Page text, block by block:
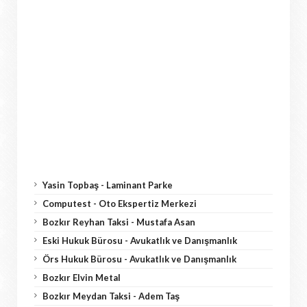
Yasin Topbaş - Laminant Parke
Computest - Oto Ekspertiz Merkezi
Bozkır Reyhan Taksi - Mustafa Asan
Eski Hukuk Bürosu - Avukatlık ve Danışmanlık
Örs Hukuk Bürosu - Avukatlık ve Danışmanlık
Bozkır Elvin Metal
Bozkır Meydan Taksi - Adem Taş